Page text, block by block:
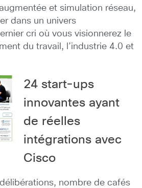
et simulation réseau,
dans un univers
cri où vous visionnerez le
du travail, l’industrie 4.0 et
24 start-ups
innovantes ayant
de réelles
intégrations avec
Cisco
nombre de cafés